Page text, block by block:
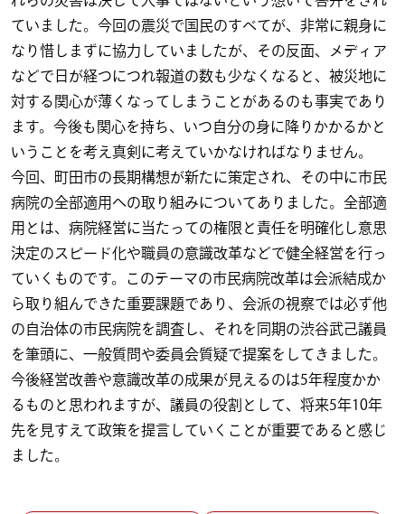
ていました。今回の震災で国民のすべてが、非常に親身に
なり惜しまずに協力していましたが、その反面、メディア
などで日が経つにつれ報道の数も少なくなると、被災地に
対する関心が薄くなってしまうことがあるのも事実であり
ます。今後も関心を持ち、いつ自分の身に降りかかるかと
いうことを考え真剣に考えていかなければなりません。
今回、町田市の長期構想が新たに策定され、その中に市民
病院の全部適用への取り組みについてありました。全部適
用とは、病院経営に当たっての権限と責任を明確化し意思
決定のスピード化や職員の意識改革などで健全経営を行っ
ていくものです。このテーマの市民病院改革は会派結成か
ら取り組んできた重要課題であり、会派の視察では必ず他
の自治体の市民病院を調査し、それを同期の渋谷武己議員
を筆頭に、一般質問や委員会質疑で提案をしてきました。
今後経営改善や意識改革の成果が見えるのは5年程度かか
るものと思われますが、議員の役割として、将来5年10年
先を見すえて政策を提言していくことが重要であると感じ
ました。